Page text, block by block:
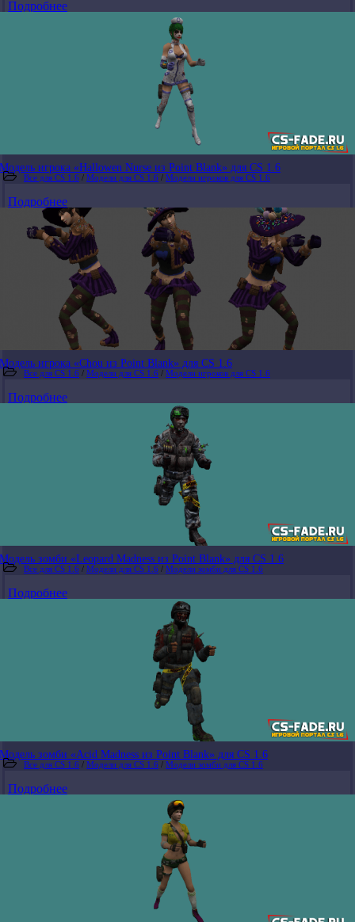
Подробнее
Модель игрока «Hallowen Nurse из Point Blank» для CS 1.6
Все для CS 1.6 / Модели для CS 1.6 / Модели игроков для CS 1.6
Подробнее
Модель игрока «Chou из Point Blank» для CS 1.6
Все для CS 1.6 / Модели для CS 1.6 / Модели игроков для CS 1.6
Подробнее
Модель зомби «Leopard Madness из Point Blank» для CS 1.6
Все для CS 1.6 / Модели для CS 1.6 / Модели зомби для CS 1.6
Подробнее
Модель зомби «Acid Madness из Point Blank» для CS 1.6
Все для CS 1.6 / Модели для CS 1.6 / Модели зомби для CS 1.6
Подробнее